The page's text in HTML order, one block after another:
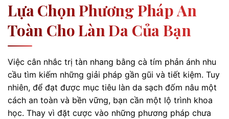
Lựa Chọn Phương Pháp An
Toàn Cho Làn Da Của Bạn
Việc cân nhắc trị tàn nhang bằng cà tím phản ánh nhu
cầu tìm kiếm những giải pháp gần gũi và tiết kiệm. Tuy
nhiên, để đạt được mục tiêu làn da sạch đốm nâu một
cách an toàn và bền vững, bạn cần một lộ trình khoa
học. Thay vì đặt cược vào những phương pháp chưa